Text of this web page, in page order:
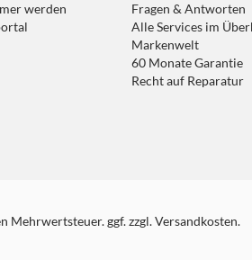
werden
Fragen & Antworten
Alle Services im
Markenwelt
60 Monate Garantie
Recht auf Reparatur
Mehrwertsteuer. ggf. zzgl. Versandkosten.